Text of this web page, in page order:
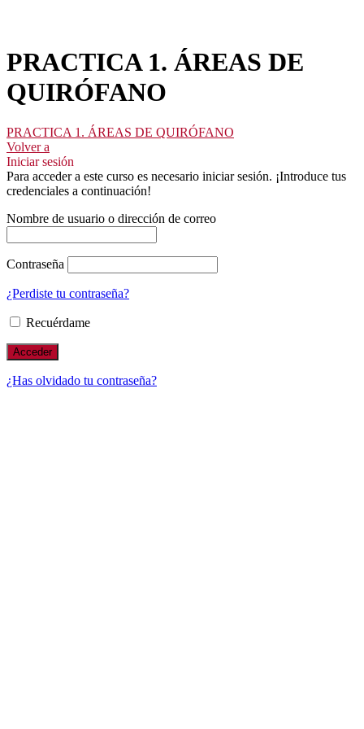
PRACTICA 1. ÁREAS DE
QUIRÓFANO
PRACTICA 1. ÁREAS DE QUIRÓFANO
Volver a
Iniciar sesión
Para acceder a este curso es necesario iniciar sesión. ¡Introduce tus
credenciales a continuación!
Nombre de usuario o dirección de correo
Contraseña
¿Perdiste tu contraseña?
Recuérdame
¿Has olvidado tu contraseña?